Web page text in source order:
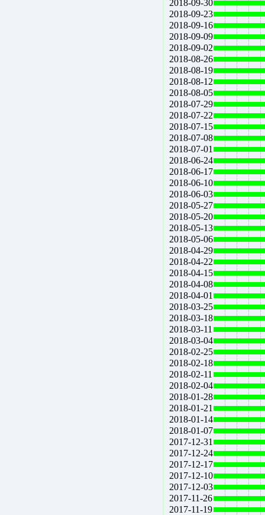
2018-09-30
2018-09-23
2018-09-16
2018-09-09
2018-09-02
2018-08-26
2018-08-19
2018-08-12
2018-08-05
2018-07-29
2018-07-22
2018-07-15
2018-07-08
2018-07-01
2018-06-24
2018-06-17
2018-06-10
2018-06-03
2018-05-27
2018-05-20
2018-05-13
2018-05-06
2018-04-29
2018-04-22
2018-04-15
2018-04-08
2018-04-01
2018-03-25
2018-03-18
2018-03-11
2018-03-04
2018-02-25
2018-02-18
2018-02-11
2018-02-04
2018-01-28
2018-01-21
2018-01-14
2018-01-07
2017-12-31
2017-12-24
2017-12-17
2017-12-10
2017-12-03
2017-11-26
2017-11-19